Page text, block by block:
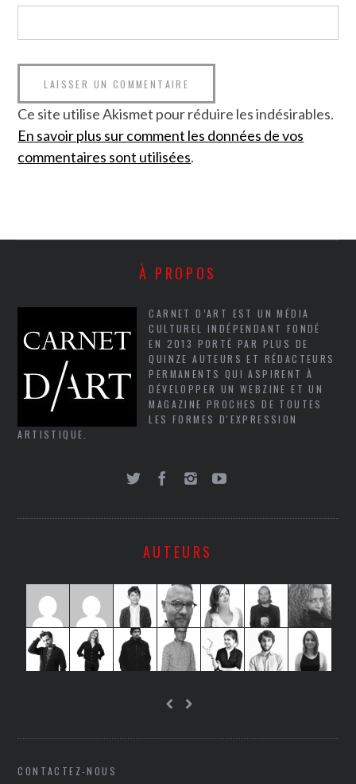
Ce site utilise Akismet pour réduire les indésirables.
En savoir plus sur comment les données de vos
commentaires sont utilisées.
À PROPOS
CARNET D’ART EST UN MÉDIA
CULTUREL INDÉPENDANT FONDÉ
EN 2013 PORTÉ PAR PLUS DE
QUINZE AUTEURS ET RÉDACTEURS
PERMANENTS QUI ASPIRENT À
DÉVELOPPER UN WEBZINE ET UN
MAGAZINE PROCHES DE TOUTES
LES FORMES D'EXPRESSION
ARTISTIQUE.
AUTEURS
CONTACTEZ-NOUS